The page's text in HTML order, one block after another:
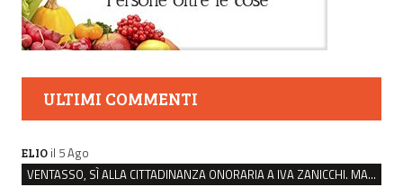
ULTIMI COMMENTI
ELIO il 5 Ago
VENTASSO, SÌ ALLA CITTADINANZA ONORARIA A IVA ZANICCHI. MA BARGIACCHI: “È DI PESSIMO GUSTO”